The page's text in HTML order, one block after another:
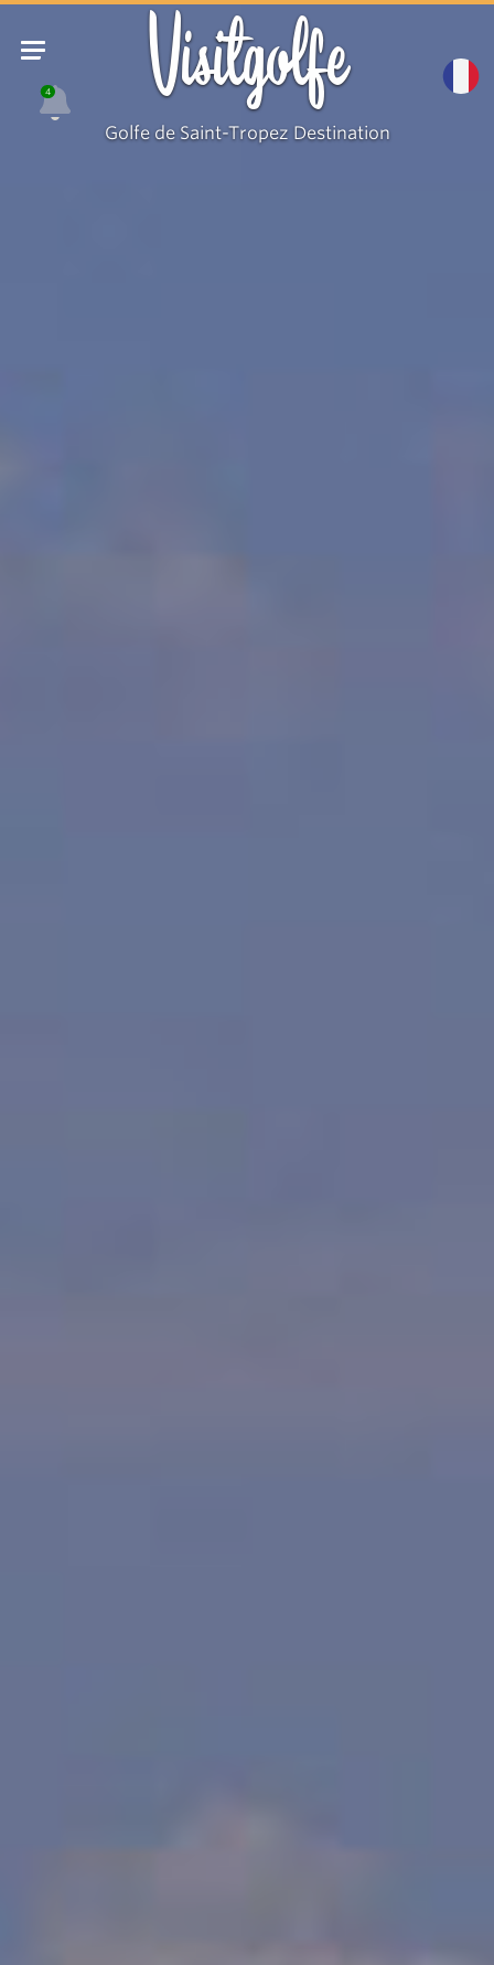
4 Visitgolfe
Golfe de Saint-Tropez Destination